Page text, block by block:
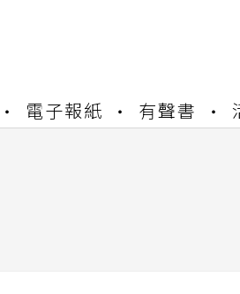
電子報紙 有聲書
站同步暫停部分閱讀服務
合併結果查詢
站同步暫停部分閱讀服務